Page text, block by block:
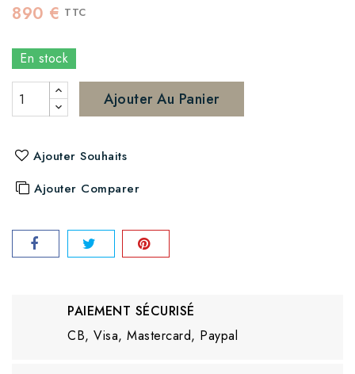
890 € TTC
En stock
Ajouter Au Panier
Ajouter Souhaits
Ajouter Comparer
PAIEMENT SÉCURISÉ
CB, Visa, Mastercard, Paypal